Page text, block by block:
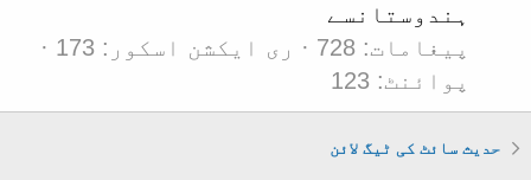
ہندوستان سے
پیغامات 728 ری ایکشن اسکور
173
پوائنٹ
123
حدیث سائٹ کی ٹیگ لائن